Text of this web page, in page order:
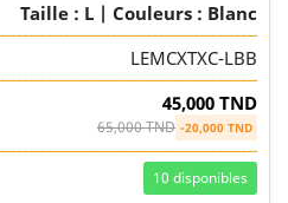
Taille : L | Couleurs : Blanc
LEMCXTXC-LBB
45,000 TND
65,000 TND -20,000 TND
10 disponibles